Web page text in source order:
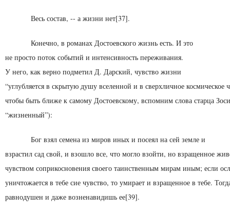
Весь состав, -- а жизни нет[37].
Конечно, в романах Достоевского жизнь есть. И это
не просто поток событий и интенсивность переживания.
У него, как верно подметил Д. Дарский, чувство жизни
“углубляется в скрытую душу вселенной и в сверхличное космическое
чтобы быть ближе к самому Достоевскому, вспомним слова старца
“жизненный”):
Бог взял семена из миров иных и посеял на сей земле и
взрастил сад свой, и взошло все, что могло взойти, но взра­щенное
чувством соприкосновения своего таинственным мирам иным; если
уничтожа­ется в тебе сие чувство, то умирает и взращенное в тебе.
равнодушен и даже возненавидишь ее[39].